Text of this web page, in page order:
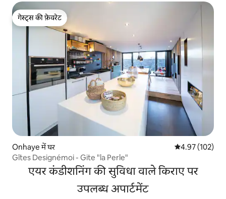
गेस्ट्स की फ़ेवरेट
गेस्ट्स की फ़ेवरेट
Onhaye में घर औसत रेटिंग 5 में से
4.97 (102)
Gîtes Designémoi - Gite "la Perle"
एयर कंडीशनिंग की सुविधा वाले किराए पर
उपलब्ध अपार्टमेंट